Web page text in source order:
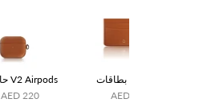
حافظة V2 Airpods
AED 220
AED 250